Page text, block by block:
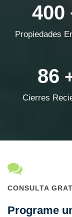
400
Propiedades
86
Cierres
CONSULTA
Programe